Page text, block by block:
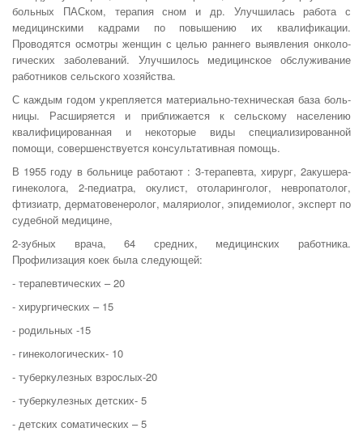
больных ПАСком, терапия сном и др. Улучшилась работа с
медицинскими кадрами по повышению их квалифи­кации.
Проводятся осмотры женщин с целью раннего выявления онколо­
гических заболеваний. Улучшилось медицинское обслуживание
работников сельского хозяйства.
С каждым годом укрепляется материально-техническая база боль­
ницы. Расширяется и приближается к сельскому населению
квалифици­рованная и некоторые виды специализированной
помощи, совершенст­вуется консультативная помощь.
В 1955 году в больнице работают : 3-терапевта, хирург, 2акушера-
гинеколога, 2-педиатра, окулист, отоларинголог, невропатолог,
фтизиатр, дерматовенеролог, маляриолог, эпидемиолог, эксперт по
судебной медицине,
2-зубных врача, 64 средних, медицинских работника.
Профилизация коек была следующей:
- терапевтических – 20
- хирургических – 15
- родильных -15
- гинекологических- 10
- туберкулезных взрослых-20
- туберкулезных детских- 5
- детских соматических – 5